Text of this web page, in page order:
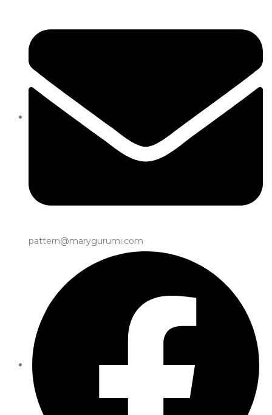
pattern@marygurumi.com